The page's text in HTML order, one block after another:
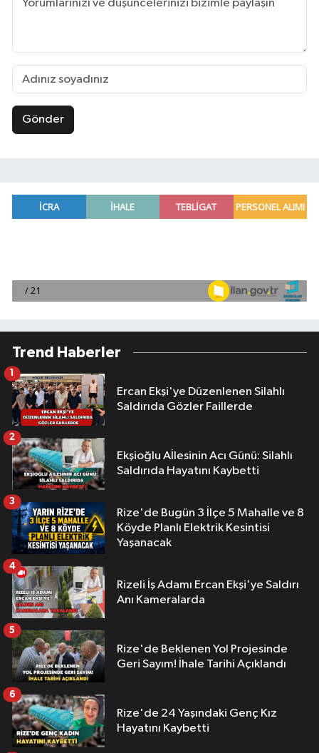
Gönder
Trend Haberler
Ercan Ekşi'ye Düzenlenen Silahlı
Saldırıda Gözler Faillerde
1
Ekşioğlu Aİlesinin Acı Günü: Silahlı
Saldırıda Hayatını Kaybetti
2
Rize'de Bugün 3 İlçe 5 Mahalle ve 8
Köyde Planlı Elektrik Kesintisi
Yaşanacak
3
Rizeli İş Adamı Ercan Ekşi'ye Saldırı
Anı Kameralarda
4
Rize'de Beklenen Yol Projesinde
Geri Sayım! İhale Tarihi Açıklandı
5
Rize'de 24 Yaşındaki Genç Kız
Hayatını Kaybetti
6